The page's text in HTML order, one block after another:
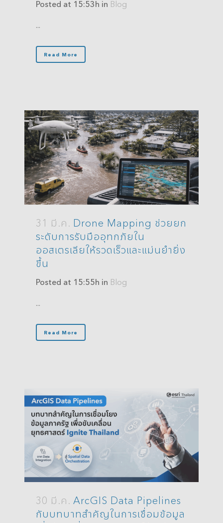
Posted at 15:53h in Blog
...
Read More
31 มี.ค. Drone Mapping ช่วยยก
ระดับการรับมืออุทกภัยใน
ออสเตรเลียให้รวดเร็วและแม่นยำยิ่ง
ขึ้น
Posted at 15:55h in Blog
...
Read More
30 มี.ค. ArcGIS Data Pipelines
กับบทบาทสำคัญในการเชื่อมข้อมูล